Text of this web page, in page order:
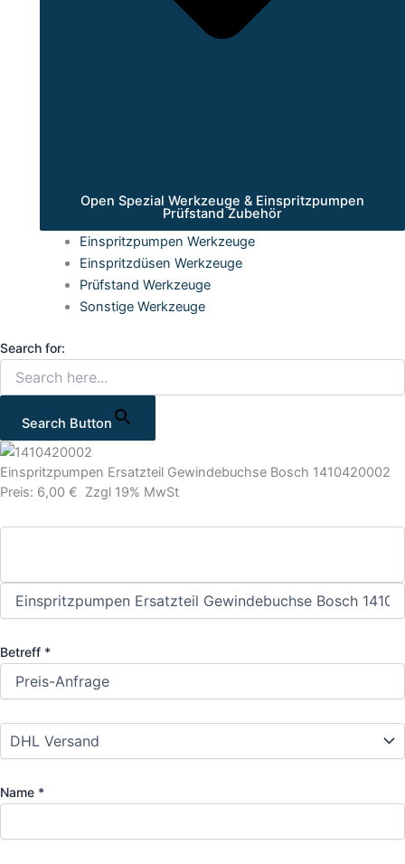
Open Spezial Werkzeuge & Einspritzpumpen
Prüfstand Zubehör
Einspritzpumpen Werkzeuge
Einspritzdüsen Werkzeuge
Prüfstand Werkzeuge
Sonstige Werkzeuge
Search for:
Search Button
Einspritzpumpen Ersatzteil Gewindebuchse Bosch 1410420002
Preis: 6,00 € Zzgl 19% MwSt
Betreff *
Name *